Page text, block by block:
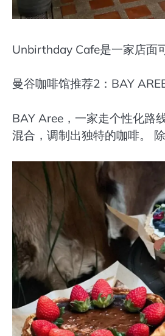
Unbirthday Cafe是一家店面
曼谷咖啡馆推荐2：BAY
BAY Aree，一家走个性化路
混合，调制出独特的咖啡。